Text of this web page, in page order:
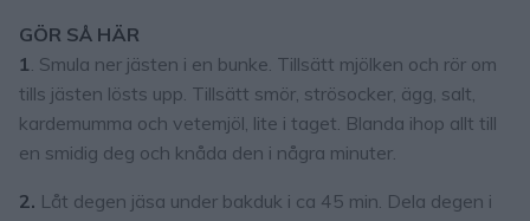
GÖR SÅ HÄR
1. Smula ner jästen i en bunke. Tillsätt mjölken och rör om
tills jästen lösts upp. Tillsätt smör, strösocker, ägg, salt,
kardemumma och vetemjöl, lite i taget. Blanda ihop allt till
en smidig deg och knåda den i några minuter.
2. Låt degen jäsa under bakduk i ca 45 min. Dela degen i